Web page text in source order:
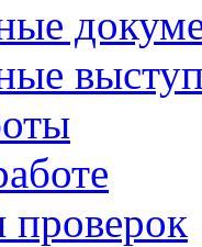
проверок